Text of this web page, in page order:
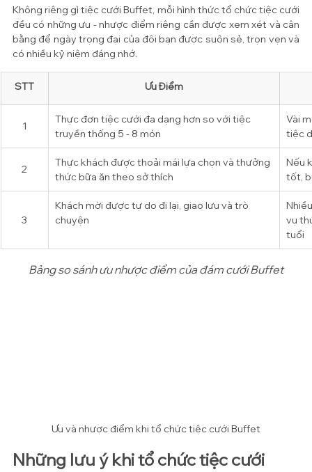
Không riêng gì tiệc cưới Buffet, mỗi hình thức tổ chức tiệc cưới
đều có những ưu - nhược điểm riêng cần được xem xét và cân
bằng để ngày trọng đại của đôi bạn được suôn sẻ, trọn vẹn và
có nhiều kỷ niệm đáng nhớ.
STT Ưu Điểm
1
Thực đơn tiệc cưới đa dạng hơn so với tiệc
truyền thống 5 - 8 món
Vài
tiệc
2
Thực khách được thoải mái lựa chọn và thưởng
thức bữa ăn theo sở thích
Nếu
tốt,
3
Khách mời được tự do đi lại, giao lưu và trò
chuyện
vụ
tuổi
Bảng so sánh ưu nhược điểm của đám cưới Buffet
Ưu và nhược điểm khi tổ chức tiệc cưới Buffet
Những lưu ý khi tổ chức tiệc cưới